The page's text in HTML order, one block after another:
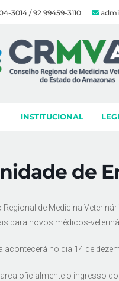
3014 / 92 99459-3110
INSTITUCIONAL
de
Regional de Medicina
para novos médicos-
acontecerá no dia 14 de
oficialmente o ingresso